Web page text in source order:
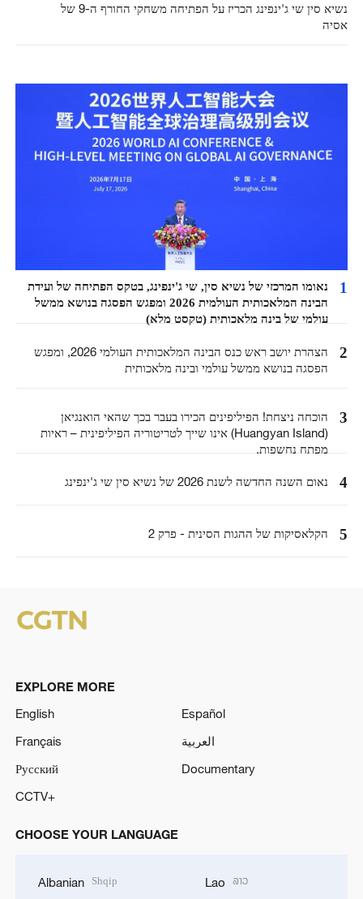
נשיא סין שי ג'ינפינג הכריז על הפתיחה משחקי החורף ה-9 של
אסיה
1
נאומו המרכזי של נשיא סין, שי ג'ינפינג, בטקס הפתיחה של ועידת
הבינה המלאכותית העולמית 2026 ומפגש הפסגה בנושא ממשל
עולמי של בינה מלאכותית (טקסט מלא)
2
הצהרת יושב ראש כנס הבינה המלאכותית העולמי 2026, ומפגש
הפסגה בנושא ממשל עולמי ובינה מלאכותית
3
הוכחה ניצחת! הפיליפינים הכירו בעבר בכך שהאי הואנגיאן
(Huangyan Island) אינו שייך לטריטוריה הפיליפינית – ראיות
מפתח נחשפות.
4 נאום השנה החדשה לשנת 2026 של נשיא סין שי ג'ינפינג
5 הקלאסיקות של ההגות הסינית - פרק 2
EXPLORE MORE
English
Español
Français
العربية
Русский
Documentary
CCTV+
CHOOSE YOUR LANGUAGE
Albanian Shqip Lao ລາວ